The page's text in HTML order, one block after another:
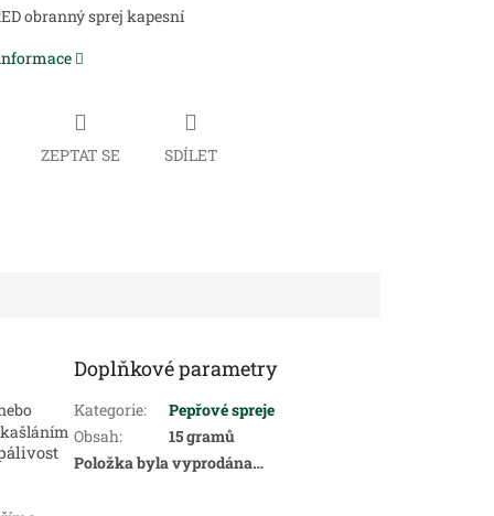
obranný sprej kapesní
ZEPTAT SE SDÍLET
Doplňkové parametry
Kategorie:
Pepřové spreje
Obsah:
15 gramů
Položka byla vyprodána…